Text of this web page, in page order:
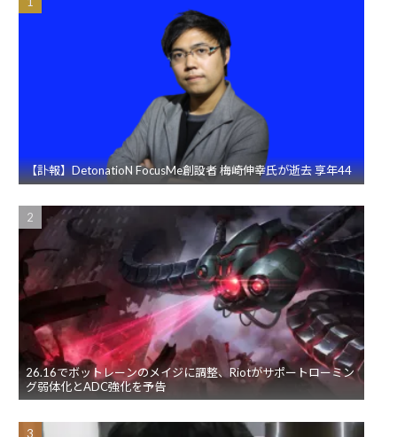
【訃報】DetonatioN FocusMe創設者 梅崎伸幸氏が逝去 享年44
26.16でボットレーンのメイジに調整、Riotがサポートローミン
グ弱体化とADC強化を予告